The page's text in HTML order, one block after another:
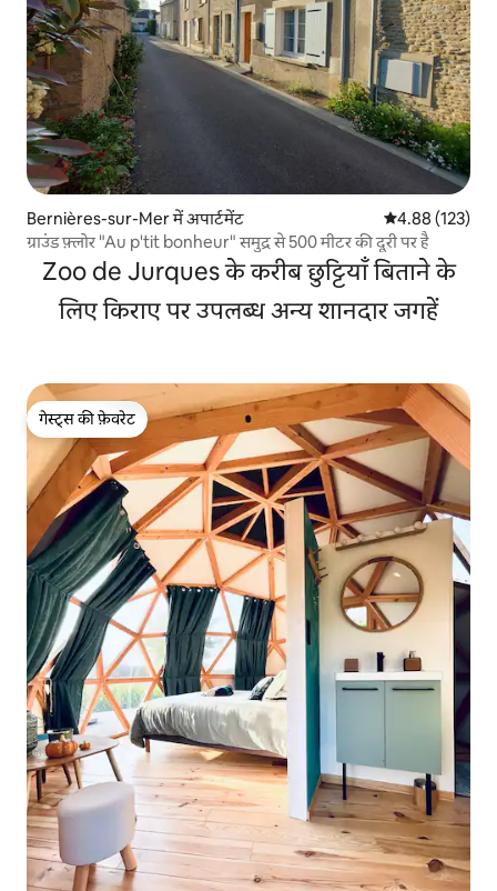
Bernières-sur-Mer में अपार्टमेंट औसत रेटिंग 5 में से
4.88 (123)
ग्राउंड फ़्लोर "Au p'tit bonheur" समुद्र से 500 मीटर की दूरी पर है
Zoo de Jurques के करीब छुट्टियाँ बिताने के
लिए किराए पर उपलब्ध अन्य शानदार जगहें
गेस्ट्स की फ़ेवरेट
गेस्ट्स की फ़ेवरेट